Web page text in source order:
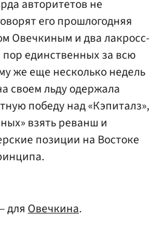
авторитетов не
его прошлогодняя
Овечкиным и два лакросс-
единственных за всю
же еще несколько недель
своем льду одержала
победу над «Кэпиталз»,
взять реванш и
позиции на Востоке
дляОвечкина.